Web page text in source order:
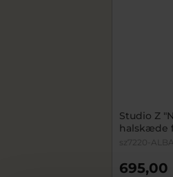
Studio Z
halskæde
sz7220-ALBA
695,00